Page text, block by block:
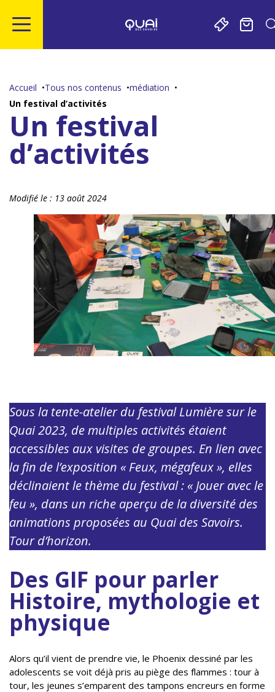
contenu
Accueil Tous nos contenus
médiation
Un festival d’activités
Un festival
d’activités
Modifié le : 13 août 2024
Sous la tente-atelier du festival Lumière sur le
Quai 2023, de multiples activités étaient
accessibles aux visites de groupes. En lien avec
la fin de l’exposition « Feux, mégafeux », elles
déclinaient le thème du festival : « Jouer avec le
feu », dans un riche aperçu de la diversité des
animations proposées au Quai des Savoirs.
Tour d’horizon.
Des GIF pour parler
Histoire, mythologie et
physique
Alors qu’il vient de prendre vie, le Phoenix dessiné par les
adolescents se voit déjà pris au piège des flammes : tour à
tour, les jeunes s’emparent des tampons encreurs en forme